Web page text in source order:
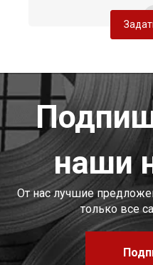
наши
От нас лучшие
только все